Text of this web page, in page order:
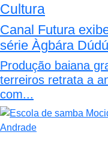
Cultura
Canal Futura
série Àgbára
Produção baiana
terreiros retrata a
com...